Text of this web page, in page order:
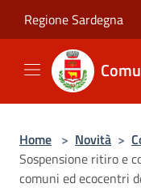
Regione Sardegna
Home > Novità >
Sospensione ritiro e
comuni ed ecocentri